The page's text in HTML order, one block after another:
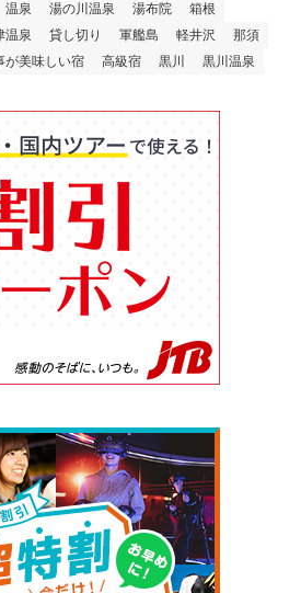
温泉 湯の川温泉 湯布院
箱根
温泉 貸し切り 軍艦島 軽井沢
那須
が美味しい宿 高級宿 黒川 黒川温泉